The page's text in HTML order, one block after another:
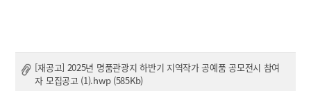
[재공고] 2025년 명품관광지 하반기 지역작가 공예품 공모전시 참여
자 모집공고 (1).hwp (585Kb)